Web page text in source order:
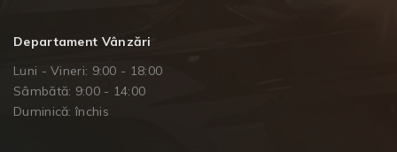
Departament Vânzări
Luni - Vineri: 9:00 - 18:00
Sâmbătă: 9:00 - 14:00
Duminică: închis